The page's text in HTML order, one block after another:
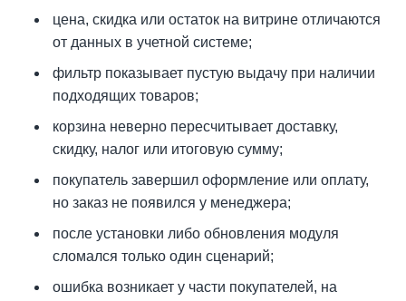
цена, скидка или остаток на витрине отличаются
от данных в учетной системе;
фильтр показывает пустую выдачу при наличии
подходящих товаров;
корзина неверно пересчитывает доставку,
скидку, налог или итоговую сумму;
покупатель завершил оформление или оплату,
но заказ не появился у менеджера;
после установки либо обновления модуля
сломался только один сценарий;
ошибка возникает у части покупателей, на